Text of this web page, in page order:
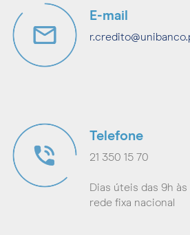
E-mail
Telefone
21 350 15 70
Dias úteis das 9h às
rede fixa nacional